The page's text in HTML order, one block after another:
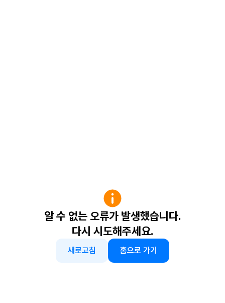
알 수 없는 오류가 발생했습니다.
다시 시도해주세요.
새로고침 홈으로 가기